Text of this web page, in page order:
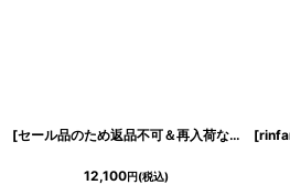
[セール品のため返品不可＆再入荷なしの現品限り][韓国製][rinfarre]ブラック・七分袖・タイト・肩ベルトポイント・ストレッチ・クール・ミディアムドレス・ワンピース[奈月セナ着用][送料無料]
12,100円(税込)